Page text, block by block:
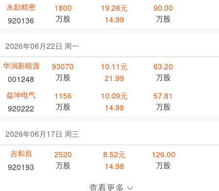
永励精密
920136
1800
万股
19.28元
14.99
90.00
万股
2026年06月22日 周一
华润新能源
001248
93070
万股
10.11元
21.99
63.20
万股
益坤电气
920222
1156
万股
10.09元
14.98
57.81
万股
2026年06月17日 周三
吉和昌
920193
2520
万股
8.52元
14.98
126.00
万股
查看更多